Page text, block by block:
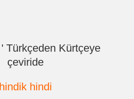
' Türkçeden Kürtçeye
çeviride
hindik hindi